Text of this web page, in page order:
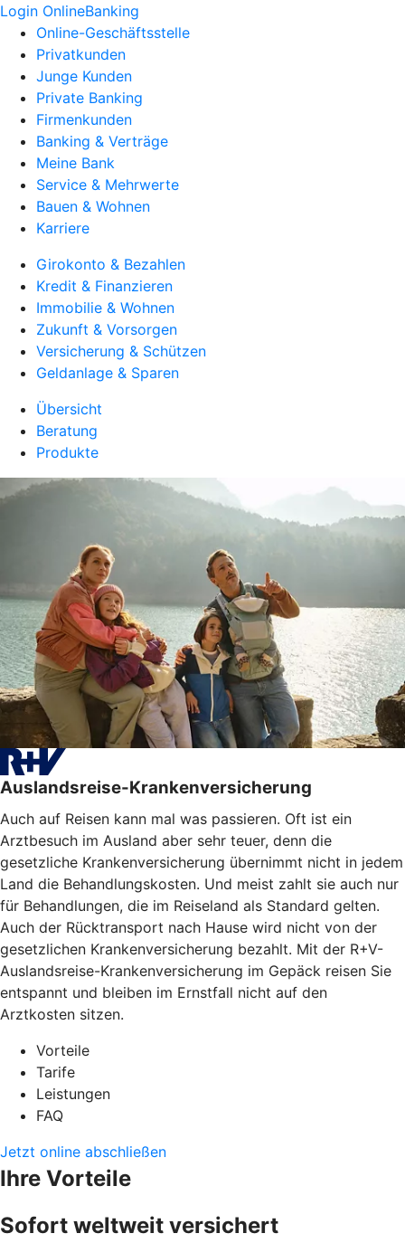
Login OnlineBanking
Online-Geschäftsstelle
Privatkunden
Junge Kunden
Private Banking
Firmenkunden
Banking & Verträge
Meine Bank
Service & Mehrwerte
Bauen & Wohnen
Karriere
Girokonto & Bezahlen
Kredit & Finanzieren
Immobilie & Wohnen
Zukunft & Vorsorgen
Versicherung & Schützen
Geldanlage & Sparen
Übersicht
Beratung
Produkte
Auslandsreise-Krankenversicherung
Auch auf Reisen kann mal was passieren. Oft ist ein
Arztbesuch im Ausland aber sehr teuer, denn die
gesetzliche Krankenversicherung übernimmt nicht in jedem
Land die Behandlungskosten. Und meist zahlt sie auch nur
für Behandlungen, die im Reiseland als Standard gelten.
Auch der Rücktransport nach Hause wird nicht von der
gesetzlichen Krankenversicherung bezahlt. Mit der R+V-
Auslandsreise-Krankenversicherung im Gepäck reisen Sie
entspannt und bleiben im Ernstfall nicht auf den
Arztkosten sitzen.
Vorteile
Tarife
Leistungen
FAQ
Jetzt online abschließen
Ihre Vorteile
Sofort weltweit versichert